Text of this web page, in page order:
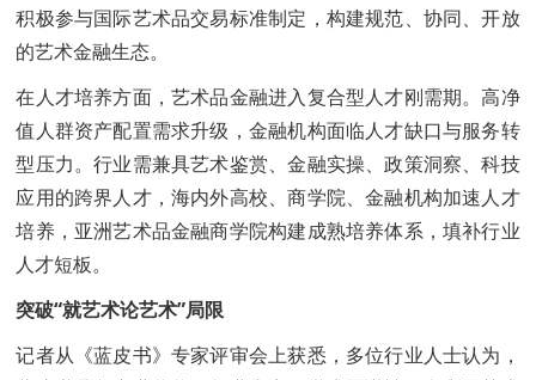
积极参与国际艺术品交易标准制定，构建规范、协同、开放
的艺术金融生态。
在人才培养方面，艺术品金融进入复合型人才刚需期。高净
值人群资产配置需求升级，金融机构面临人才缺口与服务转
型压力。行业需兼具艺术鉴赏、金融实操、政策洞察、科技
应用的跨界人才，海内外高校、商学院、金融机构加速人才
培养，亚洲艺术品金融商学院构建成熟培养体系，填补行业
人才短板。
突破“就艺术论艺术”局限
记者从《蓝皮书》专家评审会上获悉，多位行业人士认为，